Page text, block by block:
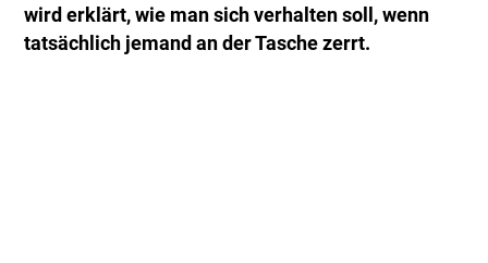
wird erklärt, wie man sich verhalten soll, wenn
tatsächlich jemand an der Tasche zerrt.